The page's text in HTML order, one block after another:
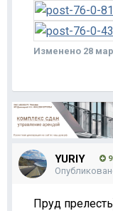
Изменено 28
YURIY
Пруд